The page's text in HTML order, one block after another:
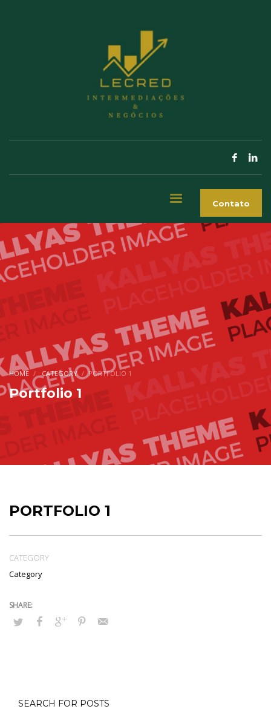
Contato
HOME CATEGORY PORTFOLIO 1
Portfolio 1
PORTFOLIO 1
CATEGORY
Category
SEARCH FOR POSTS